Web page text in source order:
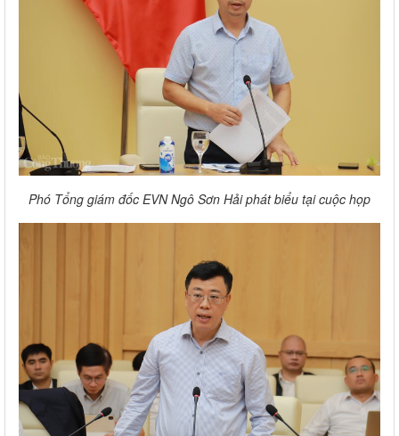
Phó Tổng giám đốc EVN Ngô Sơn Hải phát biểu tại cuộc họp